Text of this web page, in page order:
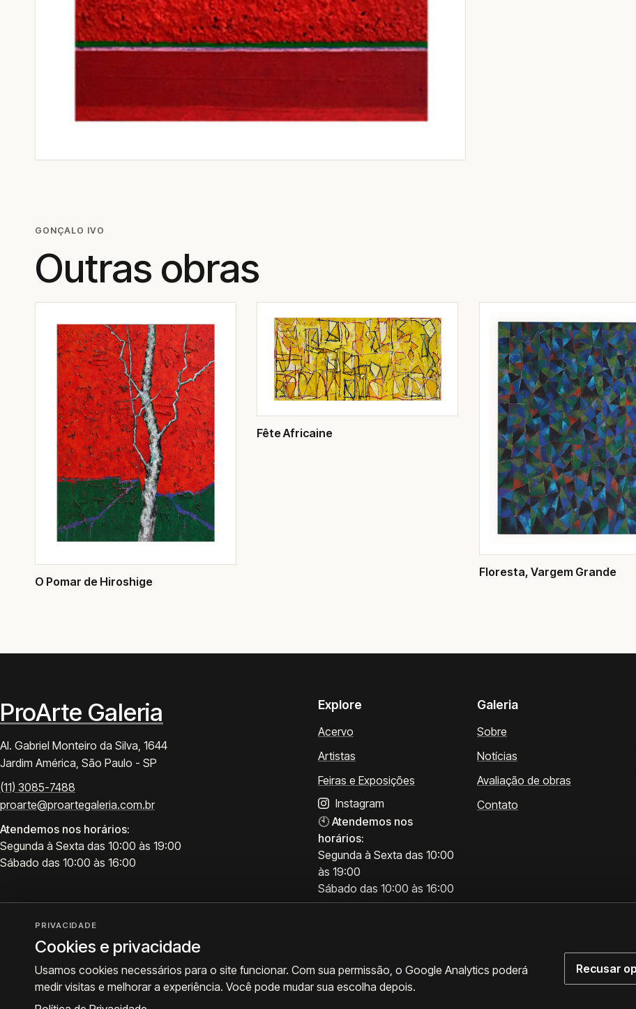
GONÇALO IVO
Outras obras
O Pomar de Hiroshige
Fête Africaine
Floresta, Vargem Grande
ProArte Galeria
Al. Gabriel Monteiro da Silva, 1644
Jardim América, São Paulo - SP
(11) 3085-7488
proarte@proartegaleria.com.br
Atendemos nos horários:
Segunda à Sexta das 10:00 às 19:00
Sábado das 10:00 às 16:00
Explore
Acervo
Artistas
Feiras e Exposições
Instagram
🕙 Atendemos nos
horários:
Segunda à Sexta das 10:00
às 19:00
Sábado das 10:00 às 16:00
Galeria
Sobre
Notícias
Avaliação de obras
Contato
PRIVACIDADE
Cookies e privacidade
Usamos cookies necessários para o site funcionar. Com sua permissão, o Google Analytics poderá
medir visitas e melhorar a experiência. Você pode mudar sua escolha depois.
Recusar